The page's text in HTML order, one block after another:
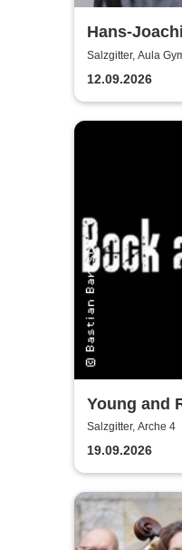
Hans-
Erhard -
Salzgitter, Aula
12.09.2026
Young and
Konzert
Salzgitter, Arche 4
19.09.2026